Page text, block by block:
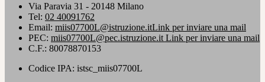
Via Paravia 31 - 20148 Milano
Tel: 02 40091762
Email: miis07700L@istruzione.itLink per inviare una mail
PEC: miis07700L@pec.istruzione.it Link per inviare una mail
C.F.: 80078870153
Codice IPA: istsc_miis07700L